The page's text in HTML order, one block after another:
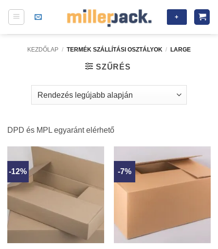
+
KEZDŐLAP / TERMÉK SZÁLLÍTÁSI OSZTÁLYOK / LARGE
SZŰRÉS
DPD és MPL egyaránt elérhető
-12% -7%